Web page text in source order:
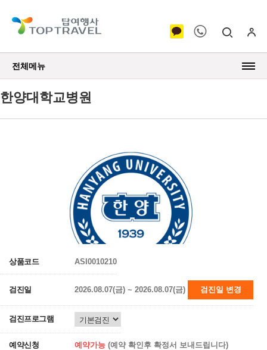
전체메뉴
한양대학교병원
상품코드 ASI0010210
검진일 2026.08.07(금) ~ 2026.08.07(금) 검진일 변경
검진프로그램
예약신청 예약가능 (예약 확인후 확정서 보내드립니다)